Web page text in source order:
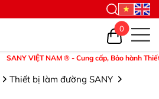
VIỆT NAM ® - Cung cấp, Bảo hành Thiết
0
Thiết bị làm đường SANY